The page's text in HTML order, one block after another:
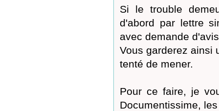
Si le trouble
d'abord par lettre
avec demande
Vous garderez ainsi
tenté de mener.
Pour ce faire, je
Documentissime,